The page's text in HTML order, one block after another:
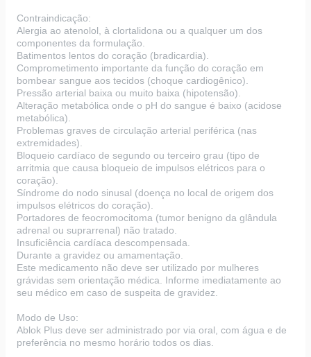
Contraindicação:
Alergia ao atenolol, à clortalidona ou a qualquer um dos
componentes da formulação.
Batimentos lentos do coração (bradicardia).
Comprometimento importante da função do coração em
bombear sangue aos tecidos (choque cardiogênico).
Pressão arterial baixa ou muito baixa (hipotensão).
Alteração metabólica onde o pH do sangue é baixo (acidose
metabólica).
Problemas graves de circulação arterial periférica (nas
extremidades).
Bloqueio cardíaco de segundo ou terceiro grau (tipo de
arritmia que causa bloqueio de impulsos elétricos para o
coração).
Síndrome do nodo sinusal (doença no local de origem dos
impulsos elétricos do coração).
Portadores de feocromocitoma (tumor benigno da glândula
adrenal ou suprarrenal) não tratado.
Insuficiência cardíaca descompensada.
Durante a gravidez ou amamentação.
Este medicamento não deve ser utilizado por mulheres
grávidas sem orientação médica. Informe imediatamente ao
seu médico em caso de suspeita de gravidez.
Modo de Uso:
Ablok Plus deve ser administrado por via oral, com água e de
preferência no mesmo horário todos os dias.